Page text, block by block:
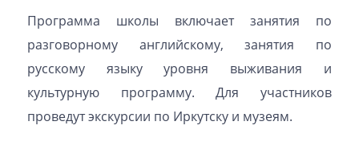
Программа школы включает занятия по
разговорному английскому, занятия по
русскому языку уровня выживания и
культурную программу. Для участников
проведут экскурсии по Иркутску и музеям.